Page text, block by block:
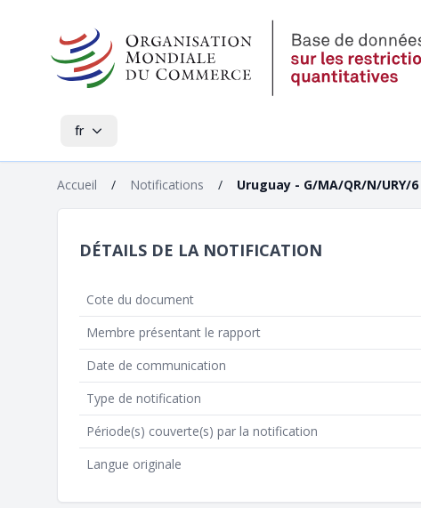
fr
Accueil / Notifications / Uruguay - G/MA/QR/N/URY/6
DÉTAILS DE LA NOTIFICATION
Cote du document
Membre présentant le rapport
Date de communication
Type de notification
Période(s) couverte(s) par la notification
Langue originale